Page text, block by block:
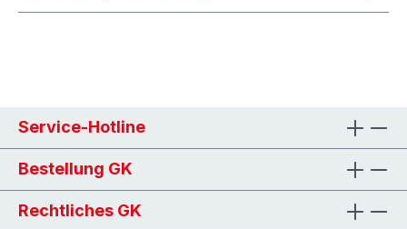
Service-Hotline
Bestellung GK
Rechtliches GK